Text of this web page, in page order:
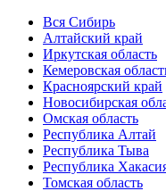
Вся Сибирь
Алтайский край
Иркутская область
Кемеровская
Красноярский край
Новосибирская
Омская область
Республика Алтай
Республика Тыва
Республика
Томская область